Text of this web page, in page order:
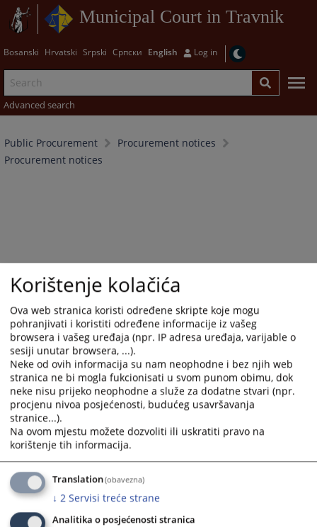
Municipal Court in Travnik
Bosanski Hrvatski Srpski Српски English Log in
Advanced search
Public Procurement
Procurement notices
Procurement notices
Trenutno nema vijesti
Korištenje kolačića
Ova web stranica koristi određene skripte koje mogu
pohranjivati i koristiti određene informacije iz vašeg
browsera i vašeg uređaja (npr. IP adresa uređaja, varijable o
sesiji unutar browsera, ...).
Neke od ovih informacija su nam neophodne i bez njih web
stranica ne bi mogla fukcionisati u svom punom obimu, dok
neke nisu prijeko neophodne a služe za dodatne stvari (npr.
procjenu nivoa posjećenosti, budućeg usavršavanja
stranice...).
Na ovom mjestu možete dozvoliti ili uskratiti pravo na
korištenje tih informacija.
Translation(obavezna)
↓ 2 Servisi treće strane
Analitika o posjećenosti stranica